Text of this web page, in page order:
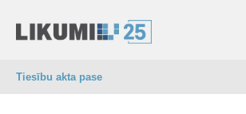
Tiesību akta pase